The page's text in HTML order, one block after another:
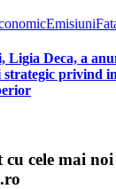
Emisiuni
Deca, a
privind
cele mai